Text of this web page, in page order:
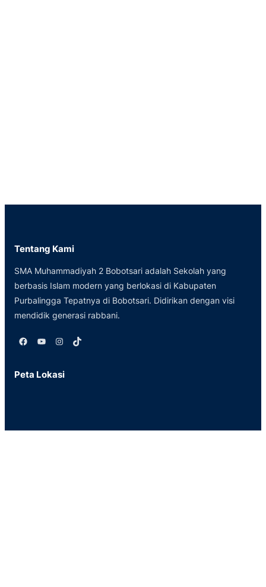
Tentang Kami
SMA Muhammadiyah 2 Bobotsari adalah Sekolah yang
berbasis Islam modern yang berlokasi di Kabupaten
Purbalingga Tepatnya di Bobotsari. Didirikan dengan visi
mendidik generasi rabbani.
Facebook YouTube Instagram TikTok
Peta Lokasi